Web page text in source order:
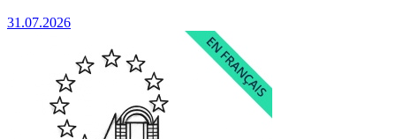
31.07.2026